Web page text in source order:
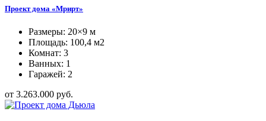
Проект дома «Мрирт»
Размеры: 20×9 м
Площадь: 100,4 м2
Комнат: 3
Ванных: 1
Гаражей: 2
от 3.263.000 руб.